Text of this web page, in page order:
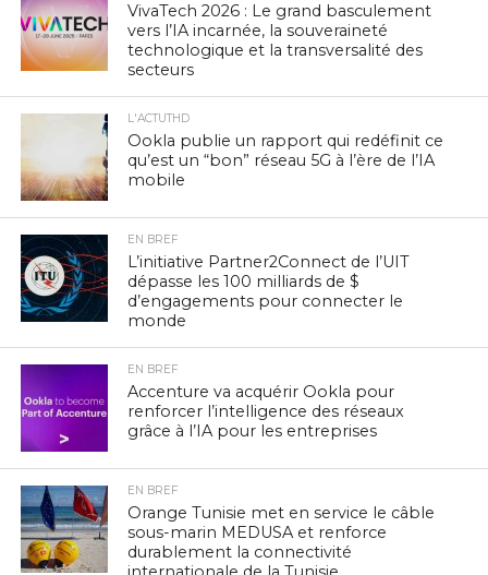
VivaTech 2026 : Le grand basculement
vers l’IA incarnée, la souveraineté
technologique et la transversalité des
secteurs
L'ACTUTHD
Ookla publie un rapport qui redéfinit ce
qu’est un “bon” réseau 5G à l’ère de l’IA
mobile
EN BREF
L’initiative Partner2Connect de l’UIT
dépasse les 100 milliards de $
d’engagements pour connecter le
monde
EN BREF
Accenture va acquérir Ookla pour
renforcer l’intelligence des réseaux
grâce à l’IA pour les entreprises
EN BREF
Orange Tunisie met en service le câble
sous-marin MEDUSA et renforce
durablement la connectivité